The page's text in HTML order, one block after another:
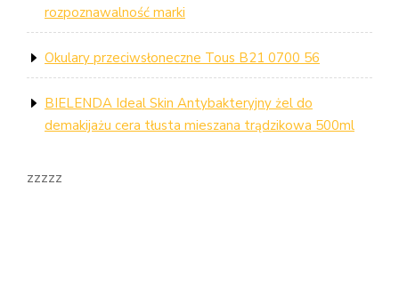
rozpoznawalność marki
Okulary przeciwsłoneczne Tous B21 0700 56
BIELENDA Ideal Skin Antybakteryjny żel do
demakijażu cera tłusta mieszana trądzikowa 500ml
zzzzz